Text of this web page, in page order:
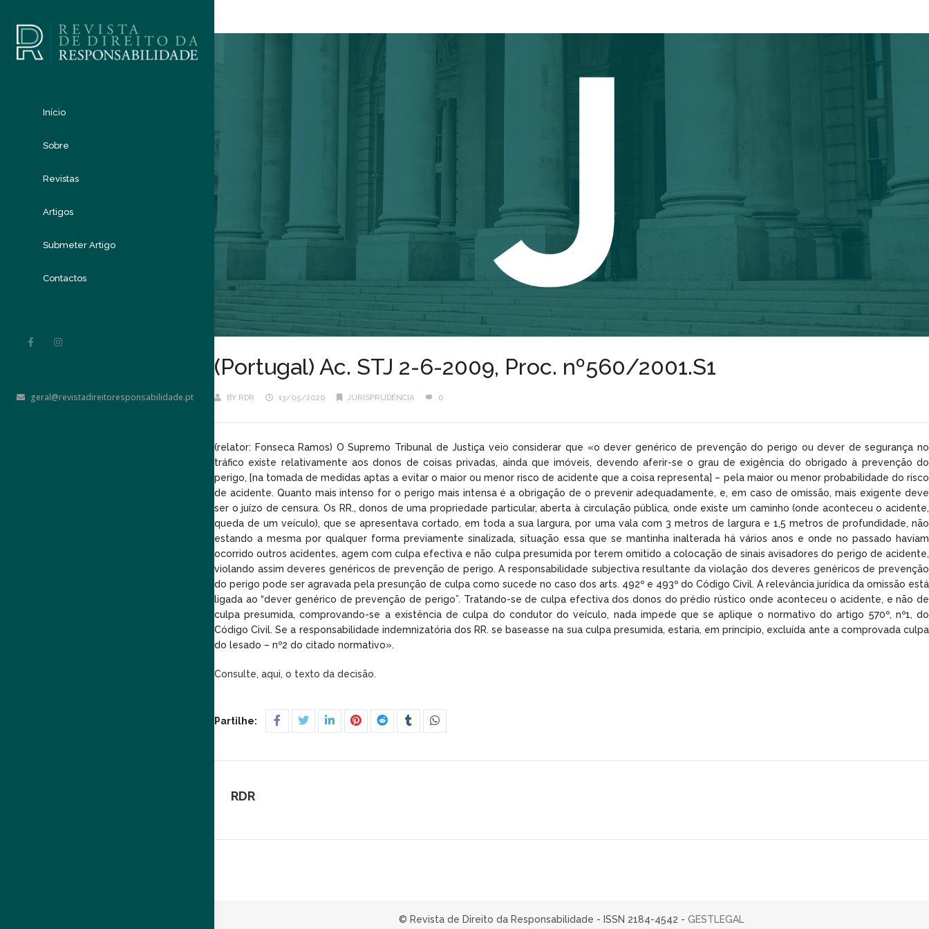
Início
Sobre
Revistas
Artigos
Submeter Artigo
Contactos
geral@revistadireitoresponsabilidade.pt
(Portugal) Ac. STJ 2-6-2009, Proc. nº560/2001.S1
BY RDR 13/05/2020 JURISPRUDÊNCIA 0
(relator: Fonseca Ramos) O Supremo Tribunal de Justiça veio considerar que «o dever genérico de prevenção do perigo ou dever de segurança no
tráfico existe relativamente aos donos de coisas privadas, ainda que imóveis, devendo aferir-se o grau de exigência do obrigado à prevenção do
perigo, [na tomada de medidas aptas a evitar o maior ou menor risco de acidente que a coisa representa] – pela maior ou menor probabilidade do risco
de acidente. Quanto mais intenso for o perigo mais intensa é a obrigação de o prevenir adequadamente, e, em caso de omissão, mais exigente deve
ser o juízo de censura. Os RR., donos de uma propriedade particular, aberta à circulação pública, onde existe um caminho (onde aconteceu o acidente,
queda de um veículo), que se apresentava cortado, em toda a sua largura, por uma vala com 3 metros de largura e 1,5 metros de profundidade, não
estando a mesma por qualquer forma previamente sinalizada, situação essa que se mantinha inalterada há vários anos e onde no passado haviam
ocorrido outros acidentes, agem com culpa efectiva e não culpa presumida por terem omitido a colocação de sinais avisadores do perigo de acidente,
violando assim deveres genéricos de prevenção de perigo. A responsabilidade subjectiva resultante da violação dos deveres genéricos de prevenção
do perigo pode ser agravada pela presunção de culpa como sucede no caso dos arts. 492º e 493º do Código Civil. A relevância jurídica da omissão está
ligada ao “dever genérico de prevenção de perigo”. Tratando-se de culpa efectiva dos donos do prédio rústico onde aconteceu o acidente, e não de
culpa presumida, comprovando-se a existência de culpa do condutor do veículo, nada impede que se aplique o normativo do artigo 570º, nº1, do
Código Civil. Se a responsabilidade indemnizatória dos RR. se baseasse na sua culpa presumida, estaria, em princípio, excluída ante a comprovada culpa
do lesado – nº2 do citado normativo».
Consulte, aqui, o texto da decisão.
Partilhe:
RDR
© Revista de Direito da Responsabilidade - ISSN 2184-4542 - GESTLEGAL